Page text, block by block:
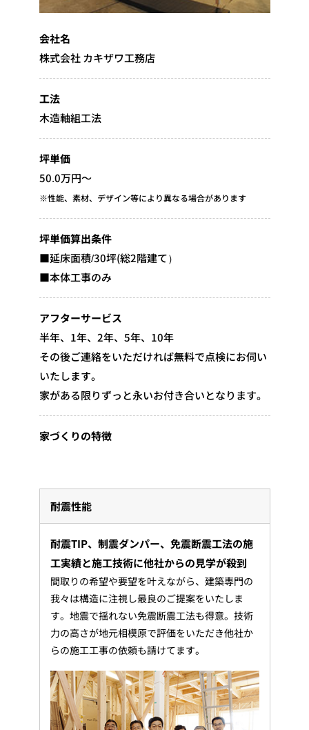
会社名
株式会社 カキザワ工務店
工法
木造軸組工法
坪単価
50.0万円～
※性能、素材、デザイン等により異なる場合があります
坪単価算出条件
■延床面積/30坪(総2階建て）
■本体工事のみ
アフターサービス
半年、1年、2年、5年、10年
その後ご連絡をいただければ無料で点検にお伺い
いたします。
家がある限りずっと永いお付き合いとなります。
家づくりの特徴
耐震性能
耐震TIP、制震ダンパー、免震断震工法の施
工実績と施工技術に他社からの見学が殺到
間取りの希望や要望を叶えながら、建築専門の
我々は構造に注視し最良のご提案をいたしま
す。地震で揺れない免震断震工法も得意。技術
力の高さが地元相模原で評価をいただき他社か
らの施工工事の依頼も請けてます。